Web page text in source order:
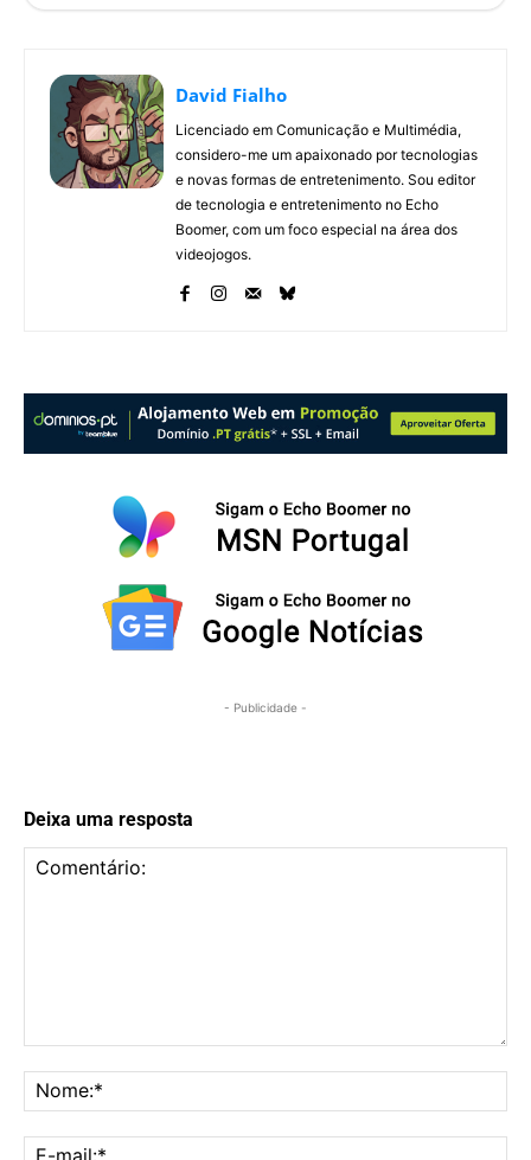
RoboCop: Rogue City - Unfinished Business
David Fialho
Licenciado em Comunicação e Multimédia,
considero-me um apaixonado por tecnologias
e novas formas de entretenimento. Sou editor
de tecnologia e entretenimento no Echo
Boomer, com um foco especial na área dos
videojogos.
- Publicidade -
Deixa uma resposta